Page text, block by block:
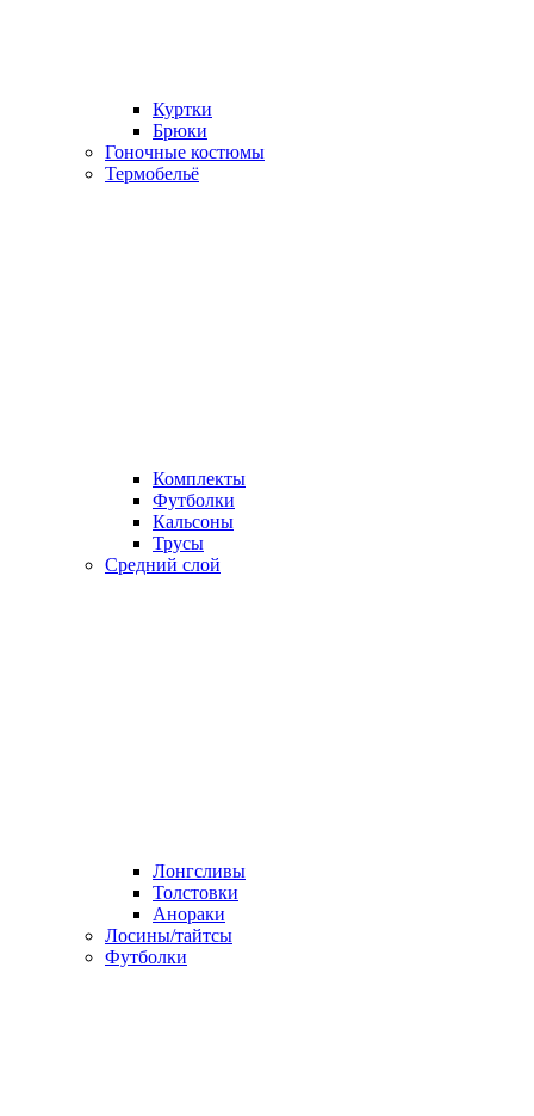
Куртки
Брюки
Гоночные костюмы
Термобельё
Комплекты
Футболки
Кальсоны
Трусы
Средний слой
Лонгсливы
Толстовки
Анораки
Лосины/тайтсы
Футболки